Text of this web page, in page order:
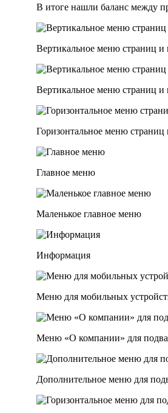
В итоге нашли баланс между
Вертикальное меню страниц и
Вертикальное меню страниц и
Горизонтальное меню
Главное меню
Маленькое главное меню
Информация
Меню для мобильных
Меню «О компании» для
Дополнительное меню для